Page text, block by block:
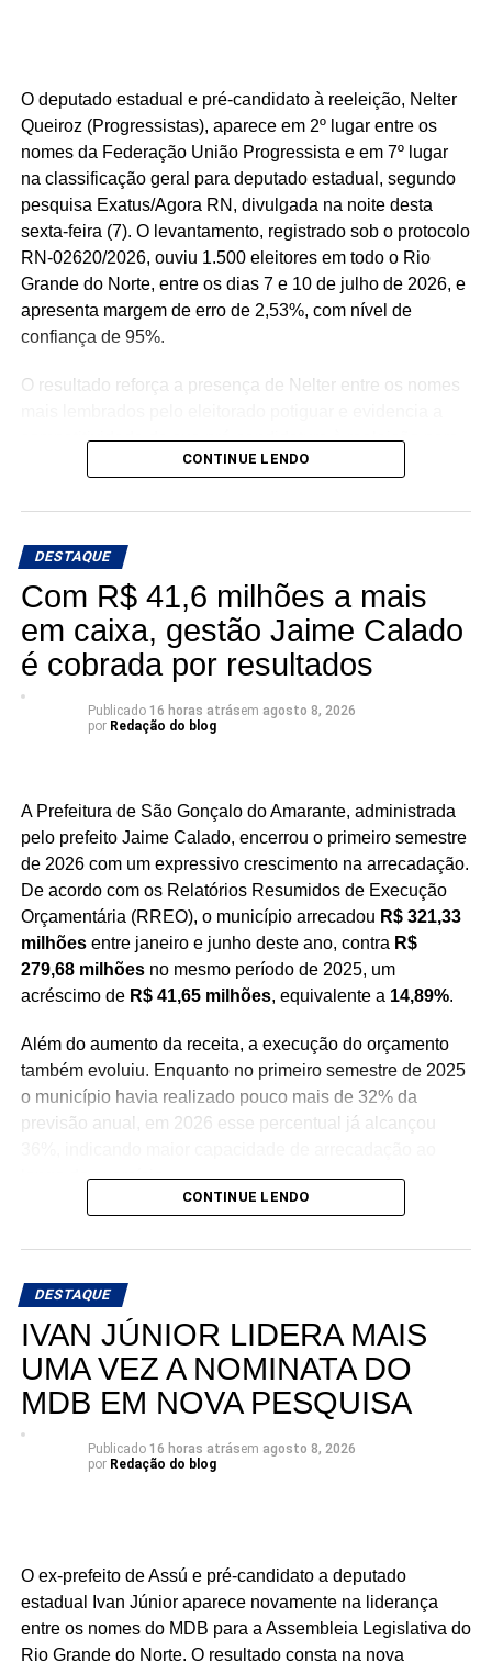
O deputado estadual e pré-candidato à reeleição, Nelter
Queiroz (Progressistas), aparece em 2º lugar entre os
nomes da Federação União Progressista e em 7º lugar
na classificação geral para deputado estadual, segundo
pesquisa Exatus/Agora RN, divulgada na noite desta
sexta-feira (7). O levantamento, registrado sob o protocolo
RN-02620/2026, ouviu 1.500 eleitores em todo o Rio
Grande do Norte, entre os dias 7 e 10 de julho de 2026, e
apresenta margem de erro de 2,53%, com nível de
confiança de 95%.
O resultado reforça a presença de Nelter entre os nomes
competitividade de sua pré-candidatura à reeleição para
a Assembleia Legislativa. Para o parlamentar, os
política construída ao longo de décadas e servem como
estímulo para intensificar o diálogo com a população
durante a caminhada rumo ao 10º mandato.
“Recebo esse resultado com muita humildade e,
principalmente, como combustível para continuar
trabalhando. Pesquisa é um retrato de um
momento, mas o que realmente importa é
continuar presente nos municípios, ouvindo as
conversando com o povo para construir essa
caminhada rumo ao nosso 10º mandato”, afirmou
Nelter.
CONTINUE LENDO
DESTAQUE
Com R$ 41,6 milhões a mais
em caixa, gestão Jaime Calado
é cobrada por resultados
Publicado 16 horas atrásem agosto 8, 2026
por Redação do blog
A Prefeitura de São Gonçalo do Amarante, administrada
pelo prefeito Jaime Calado, encerrou o primeiro semestre
de 2026 com um expressivo crescimento na arrecadação.
De acordo com os Relatórios Resumidos de Execução
Orçamentária (RREO), o município arrecadou R$ 321,33
milhõesentre janeiro e junho deste ano, contra R$
279,68 milhõesno mesmo período de 2025, um
acréscimo de R$ 41,65 milhões, equivalente a 14,89%.
Além do aumento da receita, a execução do orçamento
também evoluiu. Enquanto no primeiro semestre de 2025
o município havia realizado pouco mais de 32% da
previsão anual, em 2026 esse percentual já alcançou
longo do exercício.
aumento das transferências de capital, especialmente
federais nessa modalidade praticamente dobraram em
relação ao ano passado, fortalecendo a capacidade
financeira da administração municipal.
Outro indicador que apresentou forte expansão foi o das
receitas intraorçamentárias, que registraram crescimento
significativo tanto na arrecadação quanto na previsão
financeiro seja convertido em obras, melhoria dos
serviços públicos, investimentos em infraestrutura e
ações que tragam resultados concretos para os
moradores de São Gonçalo do Amarante.
CONTINUE LENDO
DESTAQUE
IVAN JÚNIOR LIDERA MAIS
UMA VEZ A NOMINATA DO
MDB EM NOVA PESQUISA
Publicado 16 horas atrásem agosto 8, 2026
por Redação do blog
O ex-prefeito de Assú e pré-candidato a deputado
estadual Ivan Júnior aparece novamente na liderança
entre os nomes do MDB para a Assembleia Legislativa do
Rio Grande do Norte. O resultado consta na nova